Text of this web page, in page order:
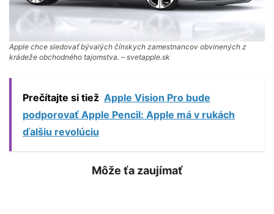
Apple chce sledovať bývalých čínskych zamestnancov obvinených z
krádeže obchodného tajomstva. – svetapple.sk
Prečítajte si tiež Apple Vision Pro bude
podporovať Apple Pencil: Apple má v rukách
ďalšiu revolúciu
Môže ťa zaujímať